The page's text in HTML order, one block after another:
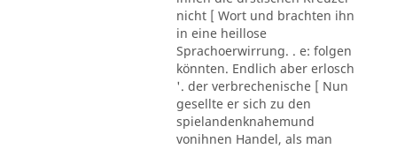
nicht [ Wort und brachten ihn
in eine heillose
Sprachoerwirrung. . e: folgen
könnten. Endlich aber erlosch
'. der verbrechenische [ Nun
gesellte er sich zu den
spielandenknahemund
vonihnen Handel, als man